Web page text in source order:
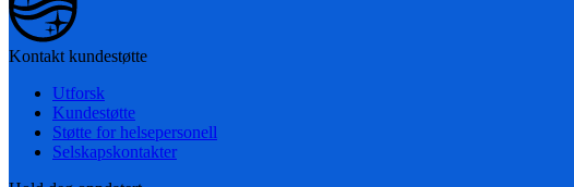
Kontakt kundestøtte
Utforsk
Kundestøtte
Støtte for helsepersonell
Selskapskontakter